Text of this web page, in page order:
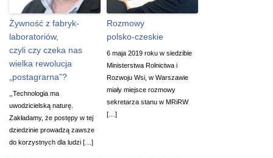
Żywność z fabryk-
laboratoriów,
czyli czy czeka nas
wielka rewolucja
„postagrarna”?
,,Technologia ma
uwodzicielską naturę.
Zakładamy, że postępy w tej
dziedzinie prowadzą zawsze
do korzystnych dla ludzi […]
Rozmowy
polsko-czeskie
6 maja 2019 roku w siedzibie
Ministerstwa Rolnictwa i
Rozwoju Wsi, w Warszawie
miały miejsce rozmowy
sekretarza stanu w MRiRW
[…]